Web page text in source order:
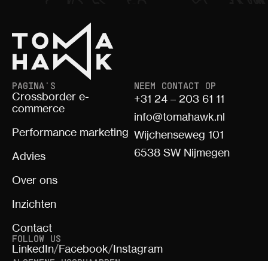
PAGINA'S
Crossborder e-
commerce
Performance marketing
Advies
Over ons
Inzichten
Contact
NEEM CONTACT OP
+31 24 – 203 61 11
info@tomahawk.nl
Wijchenseweg 101
6538 SW Nijmegen
FOLLOW US
LinkedIn/Facebook/Instagram